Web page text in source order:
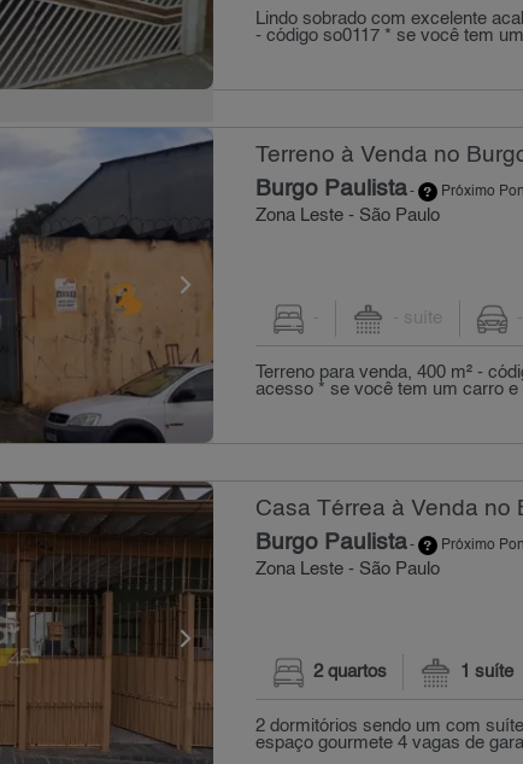
Lindo sobrado com excelente
- código so0117 * se você tem
Terreno à Venda no
Burgo Paulista- Próximo
Zona Leste - São Paulo
- - suíte
Terreno para venda, 400 m² -
acesso * se você tem um carro e
Casa Térrea à Venda no
Burgo Paulista- Próximo
Zona Leste - São Paulo
2 quartos 1 suíte
2 dormitórios sendo um com
espaço gourmete 4 vagas de